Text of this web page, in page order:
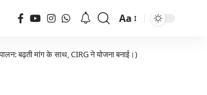
Aa
मांग के साथ, CIRG ने योजना बनाई।)